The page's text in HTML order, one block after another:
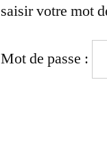
saisir votre mot
Mot de passe :